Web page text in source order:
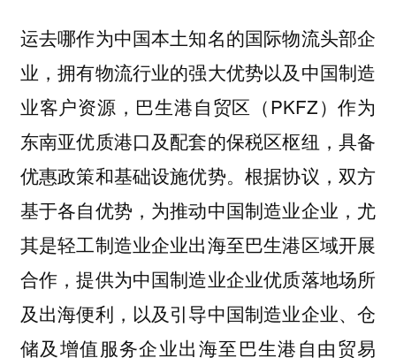
运去哪作为中国本土知名的国际物流头部企
业，拥有物流行业的强大优势以及中国制造
业客户资源，巴生港自贸区（PKFZ）作为
东南亚优质港口及配套的保税区枢纽，具备
优惠政策和基础设施优势。根据协议，双方
基于各自优势，为推动中国制造业企业，尤
其是轻工制造业企业出海至巴生港区域开展
合作，提供为中国制造业企业优质落地场所
及出海便利，以及引导中国制造业企业、仓
储及增值服务企业出海至巴生港自由贸易